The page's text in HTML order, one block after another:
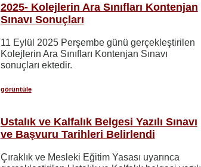
2025- Kolejlerin Ara Sınıfları Kontenjan
Sınavı Sonuçları
11 Eylül 2025 Perşembe günü gerçekleştirilen
Kolejlerin Ara Sınıfları Kontenjan Sınavı
sonuçları ektedir.
görüntüle
Ustalık ve Kalfalık Belgesi Yazılı Sınavı
ve Başvuru Tarihleri Belirlendi
Çıraklık ve Mesleki Eğitim Yasası uyarınca